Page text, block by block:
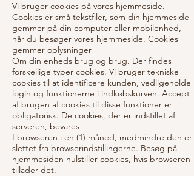
Vi bruger cookies på vores hjemmeside.
Cookies er små tekstfiler, som din hjemmeside
gemmer på din computer eller mobilenhed,
når du besøger vores hjemmeside. Cookies
gemmer oplysninger
Om din enheds brug og brug. Der findes
forskellige typer cookies. Vi bruger tekniske
cookies til at identificere kunden, vedligeholde
login og funktionerne i indkøbskurven. Accept
af brugen af cookies til disse funktioner er
obligatorisk. De cookies, der er indstillet af
serveren, bevares
I browseren i en (1) måned, medmindre den er
slettet fra browserindstillingerne. Besøg på
hjemmesiden nulstiller cookies, hvis browseren
tillader det.